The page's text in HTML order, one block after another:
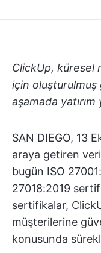
ClickUp, küresel
için
aşamada
SAN DIEGO, 13
araya getiren
bugün ISO
27018:2019
sertifikalar,
müşterilerine
konusunda